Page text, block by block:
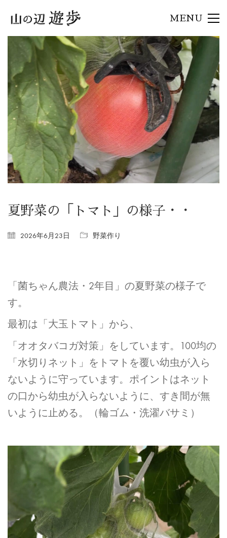
MENU
夏野菜の「トマト」の様子・・
2026年6月23日 野菜作り
「菌ちゃん農法・2年目」の夏野菜の様子で
す。
最初は「大玉トマト」から、
「オオタバコガ対策」をしています。100均の
「水切りネット」をトマトを覆い幼虫が入ら
ないように守っています。ポイントはネット
の口から幼虫が入らないように、すき間が無
いように止める。（輪ゴム・洗濯バサミ）